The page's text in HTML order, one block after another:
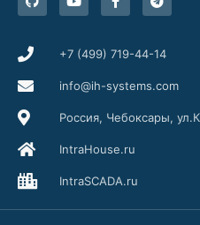
t
b
u
b
c
o
-
l
r
+7 (499) 719-44-14
info@ih-systems.com
Россия, Чебоксары,
IntraHouse.ru
IntraSCADA.ru